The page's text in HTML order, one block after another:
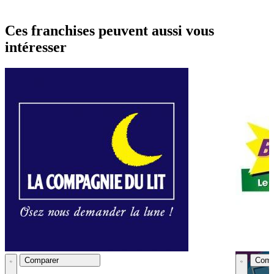
Ces franchises peuvent aussi vous
intéresser
Comparer